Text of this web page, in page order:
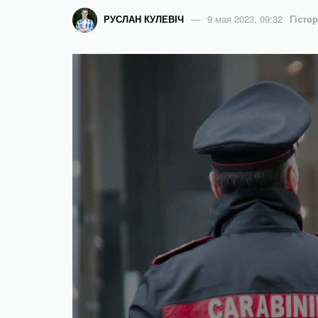
РУСЛАН КУЛЕВІЧ 9 мая 2023, 09:32